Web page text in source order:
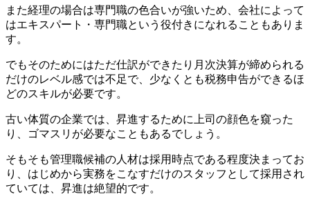
また経理の場合は専門職の色合いが強いため、会社によって
はエキスパート・専門職という役付きになれることもありま
す。
でもそのためにはただ仕訳ができたり月次決算が締められる
だけのレベル感では不足で、少なくとも税務申告ができるほ
どのスキルが必要です。
古い体質の企業では、昇進するために上司の顔色を窺った
り、ゴマスリが必要なこともあるでしょう。
そもそも管理職候補の人材は採用時点である程度決まってお
り、はじめから実務をこなすだけのスタッフとして採用され
ていては、昇進は絶望的です。